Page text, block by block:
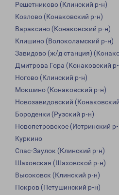
Решетниково (Клинский р-н)
Козлово (Конаковский р-н)
Вараксино (Конаковский р-н)
Клишино (Волоколамский р-н)
Завидово (ж/д станция)
Дмитрова Гора (Конаковский
Ногово (Клинский р-н)
Мокшино (Конаковский р-н)
Новозавидовский
Бороденки (Рузский р-н)
Новопетровское (Истринский
Куркино
Спас-Заулок (Клинский р-н)
Шаховская (Шаховской р-н)
Высоковск (Клинский р-н)
Покров (Петушинский р-н)